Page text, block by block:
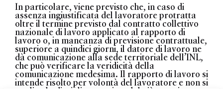
In particolare, viene previsto che, in caso di
assenza ingiustificata del lavoratore protratta
oltre il termine previsto dal contratto collettivo
nazionale di lavoro applicato al rapporto di
lavoro o, in mancanza di previsione contrattuale,
superiore a quindici giorni, il datore di lavoro ne
dà comunicazione alla sede territoriale dell’INL,
che può verificare la veridicità della
comunicazione medesima. Il rapporto di lavoro si
intende risolto per volontà del lavoratore e non si